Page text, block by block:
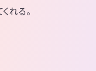
れる。